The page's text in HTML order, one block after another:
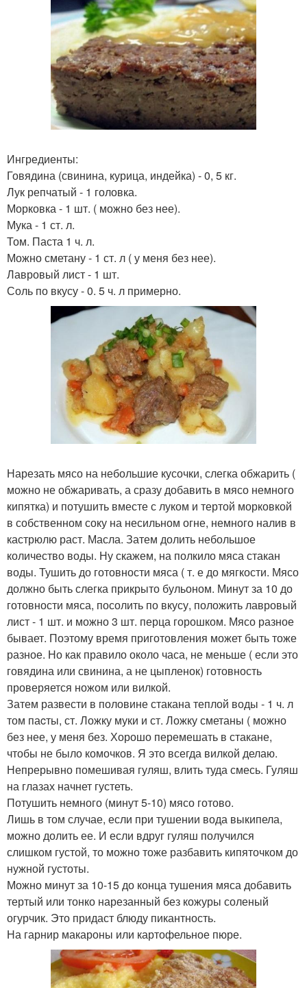
Ингредиенты:
Говядина (свинина, курица, индейка) - 0, 5 кг.
Лук репчатый - 1 головка.
Морковка - 1 шт. ( можно без нее).
Мука - 1 ст. л.
Том. Паста 1 ч. л.
Можно сметану - 1 ст. л ( у меня без нее).
Лавровый лист - 1 шт.
Соль по вкусу - 0. 5 ч. л примерно.
Нарезать мясо на небольшие кусочки, слегка обжарить (
можно не обжаривать, а сразу добавить в мясо немного
кипятка) и потушить вместе с луком и тертой морковкой
в собственном соку на несильном огне, немного налив в
кастрюлю раст. Масла. Затем долить небольшое
количество воды. Ну скажем, на полкило мяса стакан
воды. Тушить до готовности мяса ( т. е до мягкости. Мясо
должно быть слегка прикрыто бульоном. Минут за 10 до
готовности мяса, посолить по вкусу, положить лавровый
лист - 1 шт. и можно 3 шт. перца горошком. Мясо разное
бывает. Поэтому время приготовления может быть тоже
разное. Но как правило около часа, не меньше ( если это
говядина или свинина, а не цыпленок) готовность
проверяется ножом или вилкой.
Затем развести в половине стакана теплой воды - 1 ч. л
том паcты, ст. Ложку муки и ст. Ложку сметаны ( можно
без нее, у меня без. Хорошо перемешать в стакане,
чтобы не было комочков. Я это всегда вилкой делаю.
Непрерывно помешивая гуляш, влить туда смесь. Гуляш
на глазах начнет густеть.
Потушить немного (минут 5-10) мясо готово.
Лишь в том случае, если при тушении вода выкипела,
можно долить ее. И если вдруг гуляш получился
слишком густой, то можно тоже разбавить кипяточком до
нужной густоты.
Можно минут за 10-15 до конца тушения мяса добавить
тертый или тонко нарезанный без кожуры соленый
огурчик. Это придаст блюду пикантность.
На гарнир макароны или картофельное пюре.